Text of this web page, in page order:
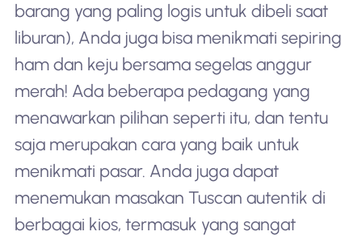
barang yang paling logis untuk dibeli saat
liburan), Anda juga bisa menikmati sepiring
ham dan keju bersama segelas anggur
merah! Ada beberapa pedagang yang
menawarkan pilihan seperti itu, dan tentu
saja merupakan cara yang baik untuk
menikmati pasar. Anda juga dapat
menemukan masakan Tuscan autentik di
berbagai kios, termasuk yang sangat